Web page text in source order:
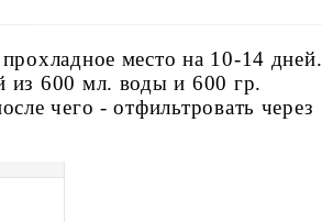
место на 10-14 дней.
из 600 мл. воды и 600 гр.
чего - отфильтровать через